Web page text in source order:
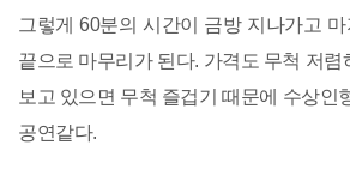
그렇게 60분의 시간이 금방 지나가고
끝으로 마무리가 된다. 가격도 무척 저
보고 있으면 무척 즐겁기 때문에 수상인
공연같다.